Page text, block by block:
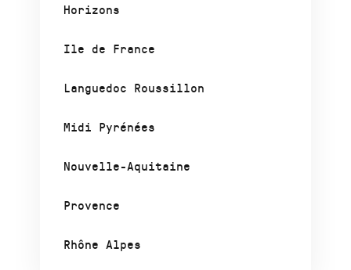
Horizons
Ile de France
Languedoc Roussillon
Midi Pyrénées
Nouvelle-Aquitaine
Provence
Rhône Alpes